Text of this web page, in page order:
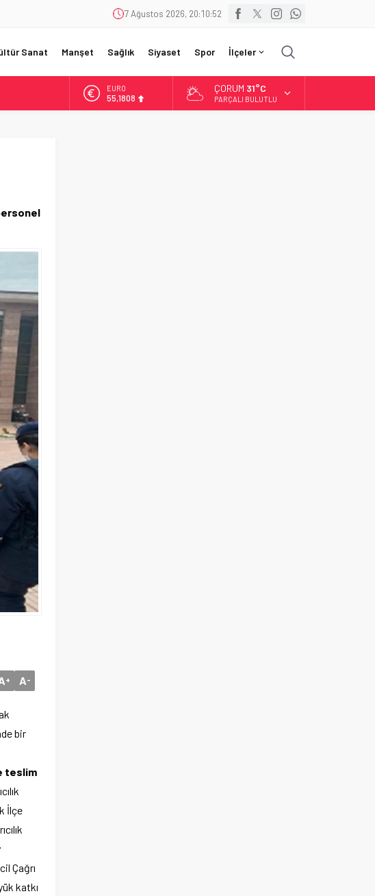
7 Ağustos 2026, 20:10:54
Sanat Manşet Sağlık Siyaset Spor İlçeler
EURO
55,1808
ÇORUM 31°C
PARÇALI BULUTLU
+ A-
bir
teslim
İlçe
Çağrı
katkı